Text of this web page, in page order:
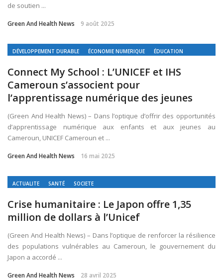
de soutien ...
Green And Health News 9 août 2025
DÉVELOPPEMENT DURABLE ÉCONOMIE NUMERIQUE ÉDUCATION
Connect My School : L’UNICEF et IHS
Cameroun s’associent pour
l’apprentissage numérique des jeunes
(Green And Health News) – Dans l’optique d’offrir des opportunités
d’apprentissage numérique aux enfants et aux jeunes au
Cameroun, UNICEF Cameroun et ...
Green And Health News 16 mai 2025
ACTUALITE SANTÉ SOCIETE
Crise humanitaire : Le Japon offre 1,35
million de dollars à l’Unicef
(Green And Health News) – Dans l’optique de renforcer la résilience
des populations vulnérables au Cameroun, le gouvernement du
Japon a accordé ...
Green And Health News 28 avril 2025